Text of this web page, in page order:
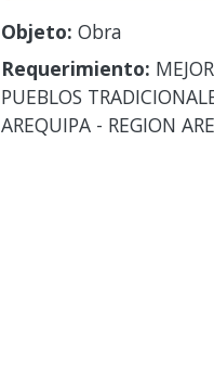
Objeto: Obra
Requerimiento:
PUEBLOS
AREQUIPA - REGION